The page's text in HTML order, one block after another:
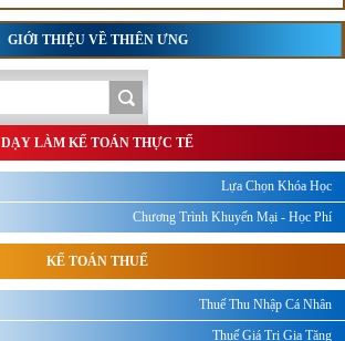
GIỚI THIỆU VỀ THIÊN ƯNG
DẠY LÀM KẾ TOÁN THỰC TẾ
Lựa Chọn Khóa Học
Chương Trình Khuyến Mại - Học Phí
KẾ TOÁN THUẾ
Thuế Thu Nhập Cá Nhân
Thuế Giá Trị Gia Tăng